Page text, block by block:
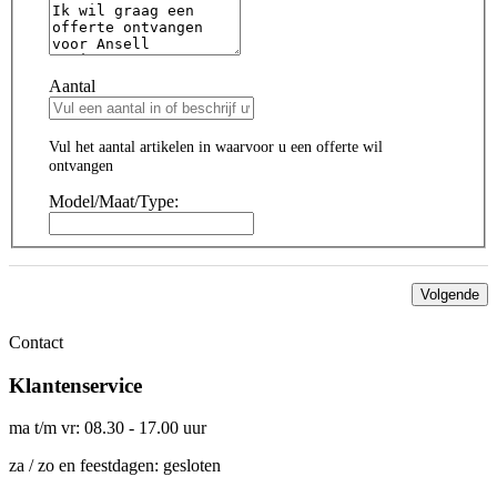
Aantal
Vul het aantal artikelen in waarvoor u een offerte wil
ontvangen
Model/Maat/Type:
Volgende
Contact
Klantenservice
ma t/m vr: 08.30 - 17.00 uur
za / zo en feestdagen: gesloten